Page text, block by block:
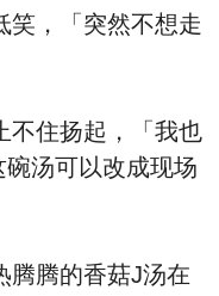
，「突然不想走
住扬起，「我也
汤可以改成现场
腾的香菇J汤在